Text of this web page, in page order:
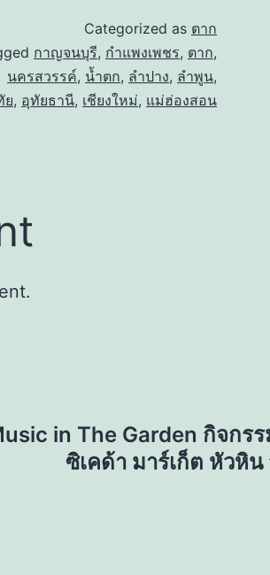
Categorized as ตาก
กาญจนบุรี, กำแพงเพชร, ตาก,
นครสวรรค์, น้ำตก, ลำปาง, ลำพูน,
ย, อุทัยธานี, เชียงใหม่, แม่ฮ่องสอน
in The Garden กิจกร
ซิเคด้า มาร์เก็ต หัวหิ